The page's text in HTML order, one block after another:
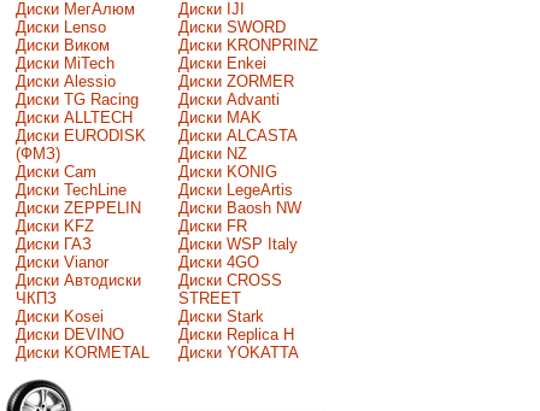
Диски МегАлюм
Диски Lenso
Диски Виком
Диски MiTech
Диски Alessio
Диски TG Racing
Диски ALLTECH
Диски EURODISK
(ФМЗ)
Диски Cam
Диски TechLine
Диски ZEPPELIN
Диски KFZ
Диски ГАЗ
Диски Vianor
Диски Автодиски
ЧКПЗ
Диски Kosei
Диски DEVINO
Диски KORMETAL
Диски IJI
Диски SWORD
Диски KRONPRINZ
Диски Enkei
Диски ZORMER
Диски Advanti
Диски MAK
Диски ALCASTA
Диски NZ
Диски KONIG
Диски LegeArtis
Диски Baosh NW
Диски FR
Диски WSP Italy
Диски 4GO
Диски CROSS
STREET
Диски Stark
Диски Replica H
Диски YOKATTA